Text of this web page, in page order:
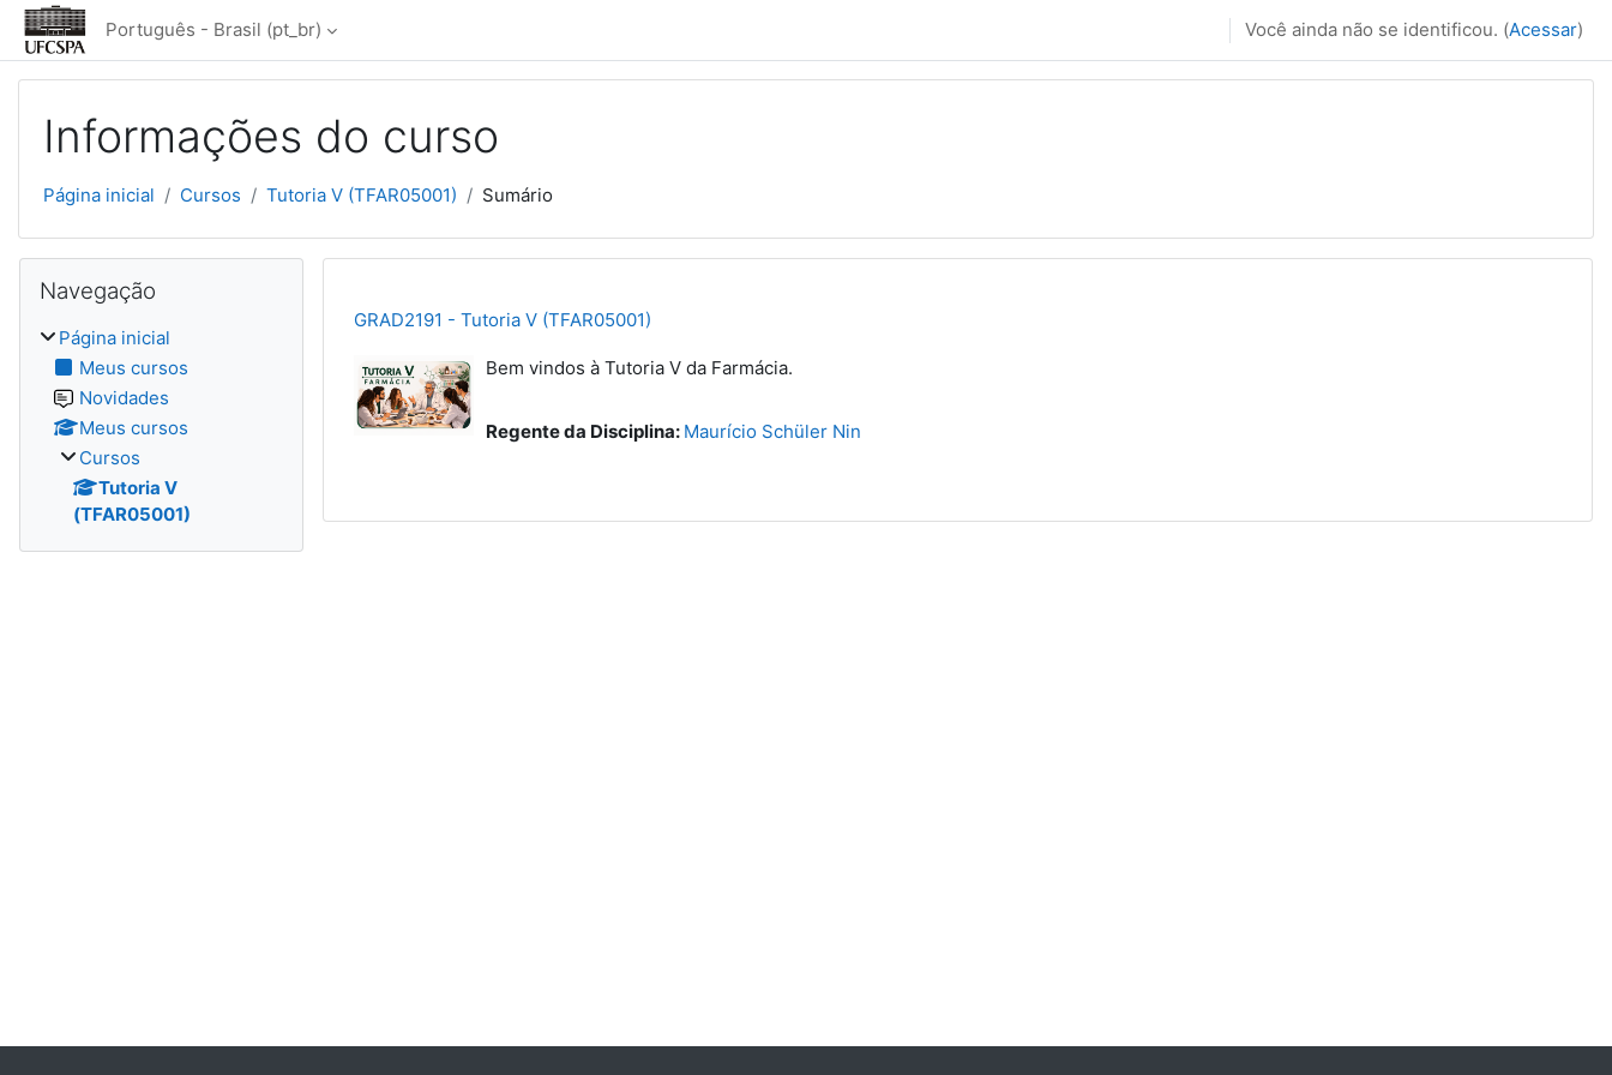
Ir para o conteúdo principal
Português - Brasil ‎(pt_br)‎ Você ainda não se identificou. (Acessar)
Informações do curso
Página inicial Cursos Tutoria V (TFAR05001) Sumário
GRAD2191 - Tutoria V (TFAR05001)
Bem vindos à Tutoria V da Farmácia.
Regente da Disciplina: Maurício Schüler Nin
Blocos
Navegação
Página inicial
Meus cursos
Novidades
Meus cursos
Cursos
Tutoria V
(TFAR05001)